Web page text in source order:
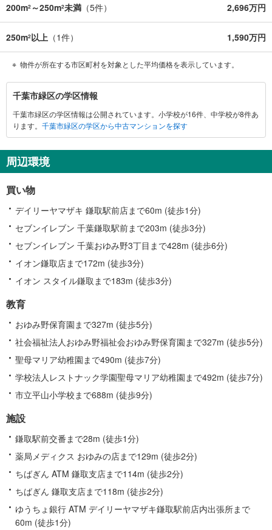
200m2 ～250m2未満 （5件） 2,696万円
250m2以上 （1件） 1,590万円
物件が所在する市区町村を対象とした平均価格を表示しています。
千
葉
市
緑
に
関
る
情
報
千葉市緑区の学区情報
千葉市緑区の学区情報は公開されています。小学校が16件、中学校が8件あ
ります。 千葉市緑区の学区から中古マンションを探す
周辺環境
買い物
デイリーヤマザキ 鎌取駅前店まで60m (徒歩1分)
セブンイレブン 千葉鎌取駅前まで203m (徒歩3分)
セブンイレブン 千葉おゆみ野3丁目まで428m (徒歩6分)
イオン鎌取店まで172m (徒歩3分)
イオン スタイル鎌取まで183m (徒歩3分)
教育
おゆみ野保育園まで327m (徒歩5分)
社会福祉法人おゆみ野福祉会おゆみ野保育園まで327m (徒歩5分)
聖母マリア幼稚園まで490m (徒歩7分)
学校法人レストナック学園聖母マリア幼稚園まで492m (徒歩7分)
市立平山小学校まで688m (徒歩9分)
施設
鎌取駅前交番まで28m (徒歩1分)
薬局メディクス おゆみの店まで129m (徒歩2分)
ちばぎん ATM 鎌取支店まで114m (徒歩2分)
ちばぎん 鎌取支店まで118m (徒歩2分)
ゆうちょ銀行 ATM デイリーヤマザキ鎌取駅前店内出張所まで
60m (徒歩1分)